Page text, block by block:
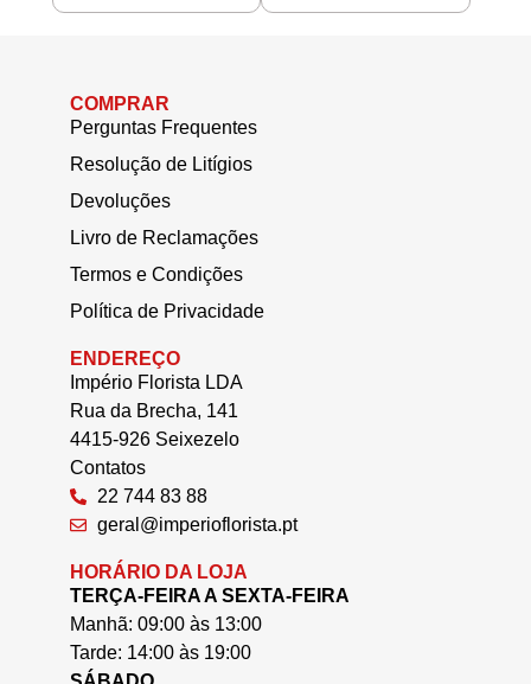
COMPRAR
Perguntas Frequentes
Resolução de Litígios
Devoluções
Livro de Reclamações
Termos e Condições
Política de Privacidade
ENDEREÇO
Império Florista LDA
Rua da Brecha, 141
4415-926 Seixezelo
Contatos
22 744 83 88
geral@imperioflorista.pt
HORÁRIO DA LOJA
TERÇA-FEIRA A SEXTA-FEIRA
Manhã: 09:00 às 13:00
Tarde: 14:00 às 19:00